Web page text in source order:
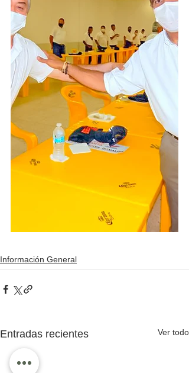
Información General
Entradas recientes Ver todo